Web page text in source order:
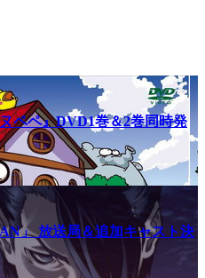
ペペ』DVD1巻＆2巻同時発
」 放送局＆追加キャスト決